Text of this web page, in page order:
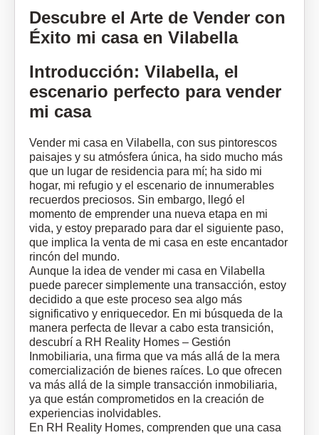
Descubre el Arte de Vender con
Éxito mi casa en Vilabella
Introducción: Vilabella, el
escenario perfecto para vender
mi casa
Vender mi casa en Vilabella, con sus pintorescos
paisajes y su atmósfera única, ha sido mucho más
que un lugar de residencia para mí; ha sido mi
hogar, mi refugio y el escenario de innumerables
recuerdos preciosos. Sin embargo, llegó el
momento de emprender una nueva etapa en mi
vida, y estoy preparado para dar el siguiente paso,
que implica la venta de mi casa en este encantador
rincón del mundo.
Aunque la idea de vender mi casa en Vilabella
puede parecer simplemente una transacción, estoy
decidido a que este proceso sea algo más
significativo y enriquecedor. En mi búsqueda de la
manera perfecta de llevar a cabo esta transición,
descubrí a RH Reality Homes – Gestión
Inmobiliaria, una firma que va más allá de la mera
comercialización de bienes raíces. Lo que ofrecen
va más allá de la simple transacción inmobiliaria,
ya que están comprometidos en la creación de
experiencias inolvidables.
En RH Reality Homes, comprenden que una casa